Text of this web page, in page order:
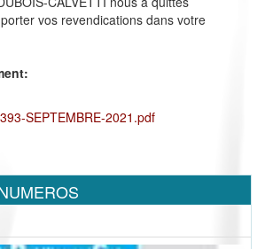
vos revendications dans votre
SEPTEMBRE-2021.pdf